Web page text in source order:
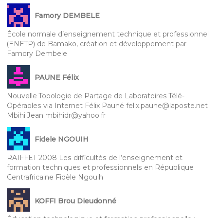
Famory DEMBELE
École normale d’enseignement technique et professionnel
(ENETP) de Bamako, création et développement par
Famory Dembele
PAUNE Félix
Nouvelle Topologie de Partage de Laboratoires Télé-
Opérables via Internet Félix Pauné felix.paune@laposte.net
Mbihi Jean mbihidr@yahoo.fr
Fidele NGOUIH
RAIFFET 2008 Les difficultés de l’enseignement et
formation techniques et professionnels en République
Centrafricaine Fidèle Ngouih
KOFFI Brou Dieudonné